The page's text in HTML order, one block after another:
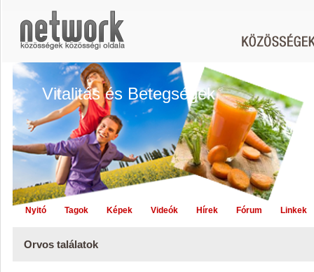
Vitalitás és Betegségek
Nyitó Tagok Képek Videók Hírek Fórum Linkek
Orvos találatok